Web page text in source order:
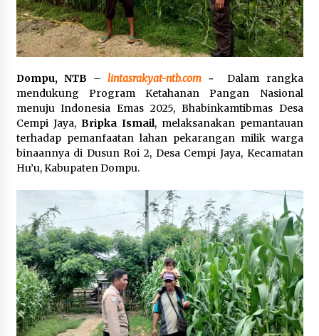
SATRESNARKOBA POLRES DOMPU AMANKAN
TERDUGA PELAKU NARKOTIKA DI KECAMATAN
KEMPO, BELASAN PAKET DIDUGA SABU DISITA
Dompu, NTB – lintasrakyat-ntb.com~ Dalam rangka
mendukung Program Ketahanan Pangan Nasional
menuju Indonesia Emas 2025, Bhabinkamtibmas Desa
Cempi Jaya, Bripka Ismail, melaksanakan pemantauan
terhadap pemanfaatan lahan pekarangan milik warga
binaannya di Dusun Roi 2, Desa Cempi Jaya, Kecamatan
Hu’u, Kabupaten Dompu.